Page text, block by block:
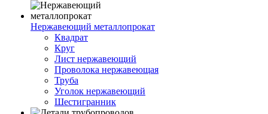
Нержавеющий металлопрокат
Квадрат
Круг
Лист нержавеющий
Проволока нержавеющая
Труба
Уголок нержавеющий
Шестигранник